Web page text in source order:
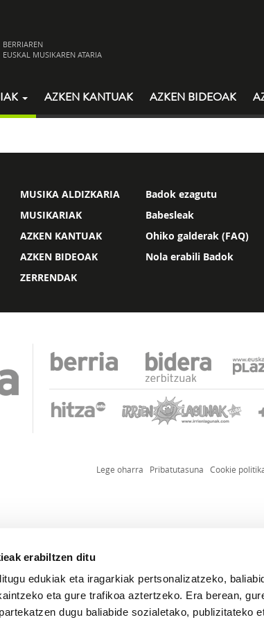
erabiltzen ditu
edukiak eta iragarkiak pertsonalizatzeko,
eta gure trafikoa aztertzeko. Era berean,
dugu baliabide sozialetako, publizitateko
BERRIAREN
EUSKAL MUSIKAREN ATARIA
AZKEN KANTUAK AZKEN BIDEOAK
MUSIKA ALDIZKARIA
MUSIKARIAK
AZKEN KANTUAK
AZKEN BIDEOAK
ZERRENDAK
Badok ezagutu
Babesleak
Ohiko galderak (FAQ)
Nola erabili Badok
Lege oharra Pribatutasuna Cookie